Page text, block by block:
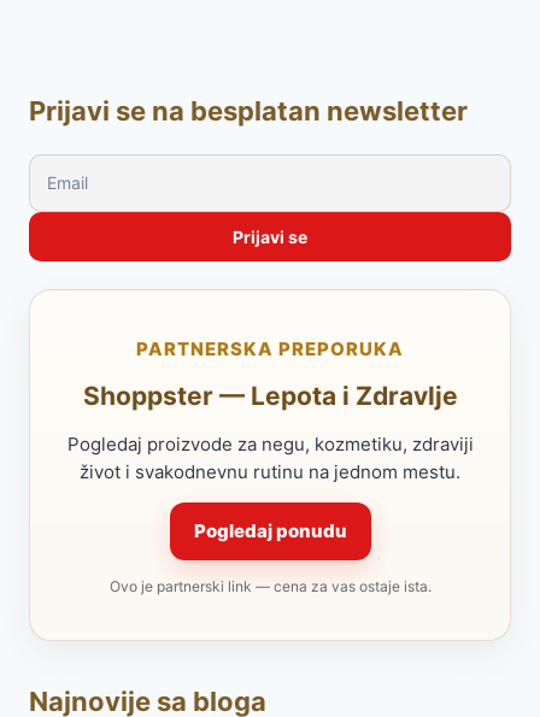
Prijavi se na besplatan newsletter
PARTNERSKA PREPORUKA
Shoppster — Lepota i Zdravlje
Pogledaj proizvode za negu, kozmetiku, zdraviji
život i svakodnevnu rutinu na jednom mestu.
Pogledaj ponudu
Ovo je partnerski link — cena za vas ostaje ista.
Najnovije sa bloga